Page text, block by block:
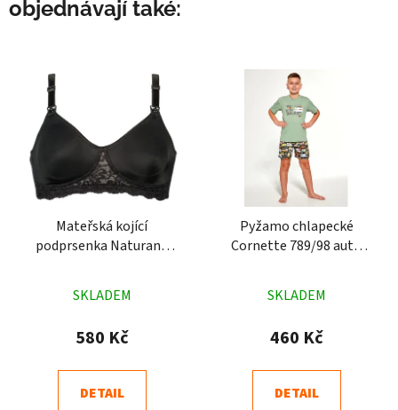
objednávají také:
Mateřská kojící
podprsenka Naturana
hodnocení
produktu
4,8
z
SKLADEM
580 Kč
DETAIL
Pyžamo chlapecké
Cornette 789/98 auto
hodnocení
produktu
5,0
z
SKLADEM
460 Kč
DETAIL